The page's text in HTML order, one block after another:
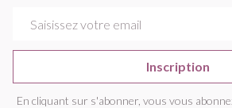
Inscription
En cliquant sur s'abonner, vous vous